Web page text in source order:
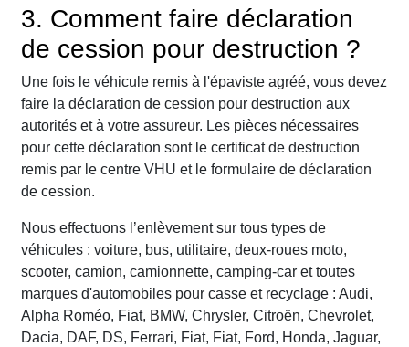
3. Comment faire déclaration
de cession pour destruction ?
Une fois le véhicule remis à l'épaviste agréé, vous devez
faire la déclaration de cession pour destruction aux
autorités et à votre assureur. Les pièces nécessaires
pour cette déclaration sont le certificat de destruction
remis par le centre VHU et le formulaire de déclaration
de cession.
Nous effectuons l’enlèvement sur tous types de
véhicules : voiture, bus, utilitaire, deux-roues moto,
scooter, camion, camionnette, camping-car et toutes
marques d'automobiles pour casse et recyclage : Audi,
Alpha Roméo, Fiat, BMW, Chrysler, Citroën, Chevrolet,
Dacia, DAF, DS, Ferrari, Fiat, Fiat, Ford, Honda, Jaguar,